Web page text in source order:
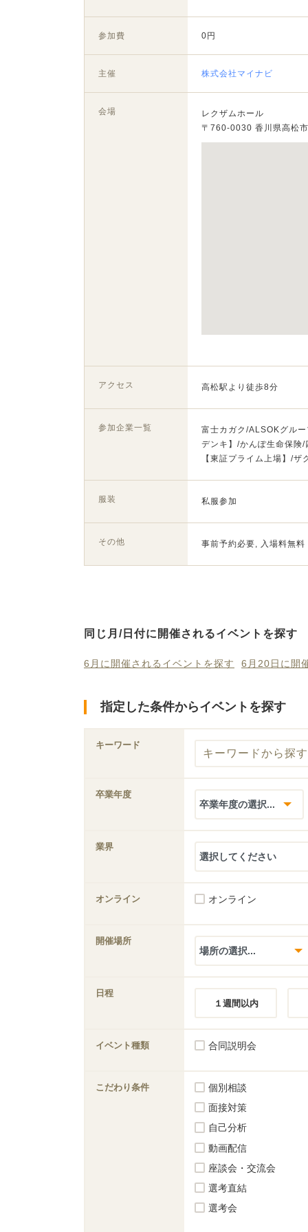
参加費 0円
主催 株式会社マイナビ
会場
レクザムホール
〒760-0030 香川県高松
アクセス 高松駅より徒歩8分
参加企業一覧
富士カガク/ALSOKグル
デンキ】/かんぽ生命保険
【東証プライム上場】/ザ
服装 私服参加
その他 事前予約必要, 入場料無料
同じ月/日付に開催されるイベントを探す
6月に開催されるイベントを探す 6月20日に開
指定した条件からイベントを探す
キーワード
卒業年度
業界
オンライン オンライン
開催場所
日程
１週間以内
イベント種類 合同説明会
こだわり条件 個別相談
面接対策
自己分析
動画配信
座談会・交流会
選考直結
選考会